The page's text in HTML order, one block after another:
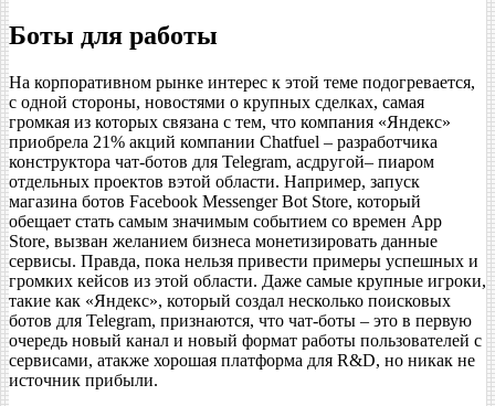
Боты для работы
На корпоративном рынке интерес к этой теме подогревается,
с одной стороны, новостями о крупных сделках, самая
громкая из которых связана с тем, что компания «Яндекс»
приобрела 21% акций компании Chatfuel – разработчика
конструктора чат-ботов для Telegram, асдругой– пиаром
отдельных проектов вэтой области. Например, запуск
магазина ботов Facebook Messenger Bot Store, который
обещает стать самым значимым событием со времен App
Store, вызван желанием бизнеса монетизировать данные
сервисы. Правда, пока нельзя привести примеры успешных и
громких кейсов из этой области. Даже самые крупные игроки,
такие как «Яндекс», который создал несколько поисковых
ботов для Telegram, признаются, что чат-боты – это в первую
очередь новый канал и новый формат работы пользователей с
сервисами, атакже хорошая платформа для R&D, но никак не
источник прибыли.